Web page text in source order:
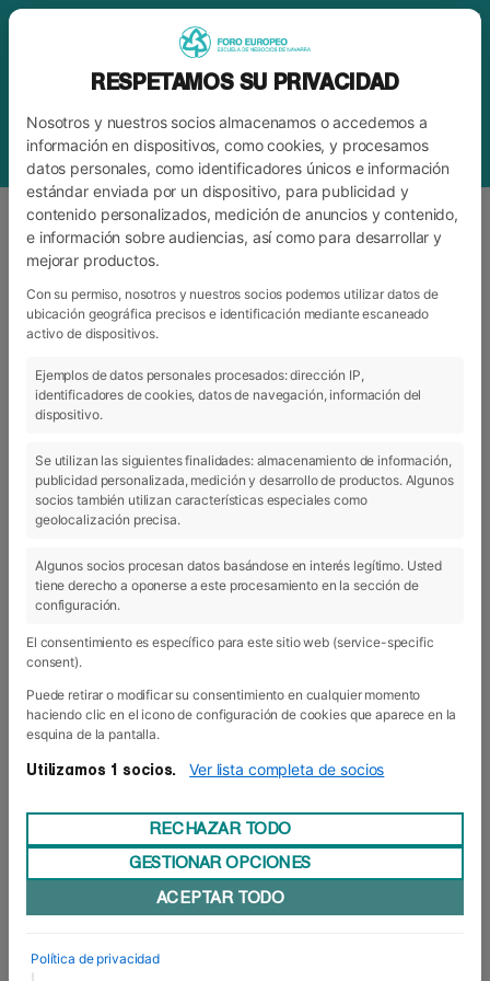
ETIQUETAESFUERZO
03 Jul 2018
“Desnortados” pero profesionales con
viernes 29 de junio tuvo lugar la ceremonia de
RESPETAMOS SU PRIVACIDAD
Nosotros y nuestros socios almacenamos o accedemos a
información en dispositivos, como cookies, y procesamos
datos personales, como identificadores únicos e información
estándar enviada por un dispositivo, para publicidad y
contenido personalizados, medición de anuncios y contenido,
e información sobre audiencias, así como para desarrollar y
mejorar productos.
Con su permiso, nosotros y nuestros socios podemos utilizar datos de
ubicación geográfica precisos e identificación mediante escaneado
activo de dispositivos.
Ejemplos de datos personales procesados: dirección IP,
identificadores de cookies, datos de navegación, información del
dispositivo.
Se utilizan las siguientes finalidades: almacenamiento de información,
publicidad personalizada, medición y desarrollo de productos. Algunos
socios también utilizan características especiales como
geolocalización precisa.
Algunos socios procesan datos basándose en interés legítimo. Usted
tiene derecho a oponerse a este procesamiento en la sección de
configuración.
El consentimiento es específico para este sitio web (service-specific
consent).
Puede retirar o modificar su consentimiento en cualquier momento
haciendo clic en el icono de configuración de cookies que aparece en la
esquina de la pantalla.
Utilizamos 1 socios. Ver lista completa de socios
RECHAZAR TODO
GESTIONAR OPCIONES
ACEPTAR TODO
Política de privacidad